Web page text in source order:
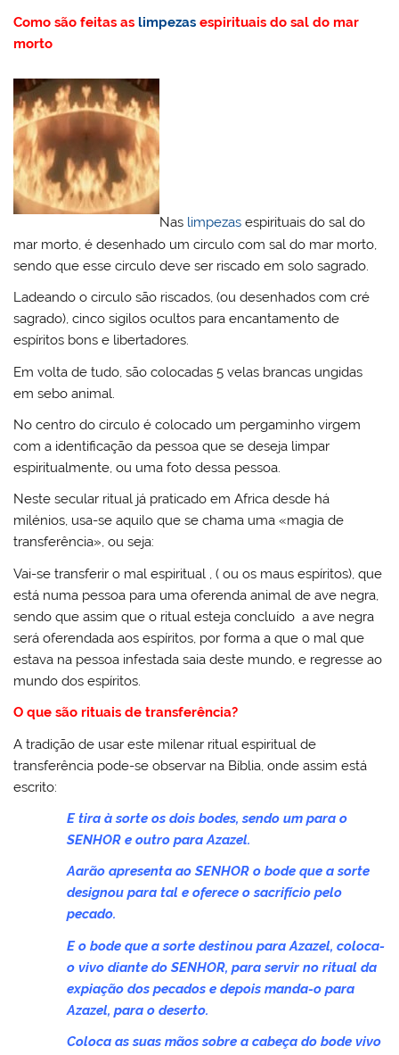
Como são feitas aslimpezas espirituais do sal do mar
morto
Nas limpezas espirituais do sal do
mar morto, é desenhado um circulo com sal do mar morto,
sendo que esse circulo deve ser riscado em solo sagrado.
Ladeando o circulo são riscados, (ou desenhados com cré
sagrado), cinco sigilos ocultos para encantamento de
espíritos bons e libertadores.
Em volta de tudo, são colocadas 5 velas brancas ungidas
em sebo animal.
No centro do circulo é colocado um pergaminho virgem
com a identificação da pessoa que se deseja limpar
espiritualmente, ou uma foto dessa pessoa.
Neste secular ritual já praticado em Africa desde há
milénios, usa-se aquilo que se chama uma «magia de
transferência», ou seja:
Vai-se transferir o mal espiritual , ( ou os maus espíritos), que
está numa pessoa para uma oferenda animal de ave negra,
sendo que assim que o ritual esteja concluído a ave negra
será oferendada aos espíritos, por forma a que o mal que
estava na pessoa infestada saia deste mundo, e regresse ao
mundo dos espíritos.
O que são rituais de transferência?
A tradição de usar este milenar ritual espiritual de
transferência pode-se observar na Bíblia, onde assim está
escrito:
E tira à sorte os dois bodes, sendo um para o
SENHOR e outro para Azazel.
Aarão apresenta ao SENHOR o bode que a sorte
designou para tal e oferece o sacrifício pelo
pecado.
E o bode que a sorte destinou para Azazel, coloca-
o vivo diante do SENHOR, para servir no ritual da
expiação dos pecados e depois manda-o para
Azazel, para o deserto.
Coloca as suas mãos sobre a cabeça do bode vivo